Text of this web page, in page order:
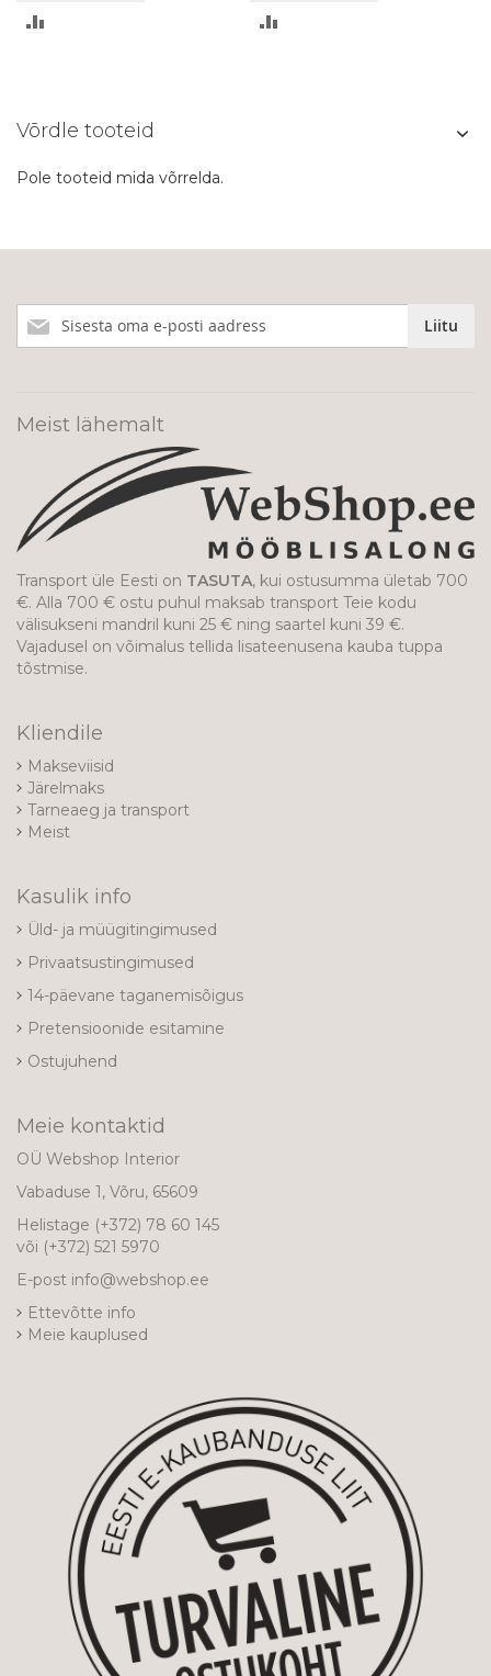
Võrdle tooteid
Pole tooteid mida võrrelda.
meie
Liitu
Meist lähemalt
Transport üle Eesti on TASUTA, kui ostusumma ületab 700
€. Alla 700 € ostu puhul maksab transport Teie kodu
välisukseni mandril kuni 25 € ning saartel kuni 39 €.
Vajadusel on võimalus tellida lisateenusena kauba tuppa
tõstmise.
Kliendile
Makseviisid
Järelmaks
Tarneaeg ja transport
Meist
Kasulik info
Üld- ja müügitingimused
Privaatsustingimused
14-päevane taganemisõigus
Pretensioonide esitamine
Ostujuhend
Meie kontaktid
OÜ Webshop Interior
Vabaduse 1, Võru, 65609
Helistage (+372) 78 60 145
või (+372) 521 5970
E-post info@webshop.ee
Ettevõtte info
Meie kauplused